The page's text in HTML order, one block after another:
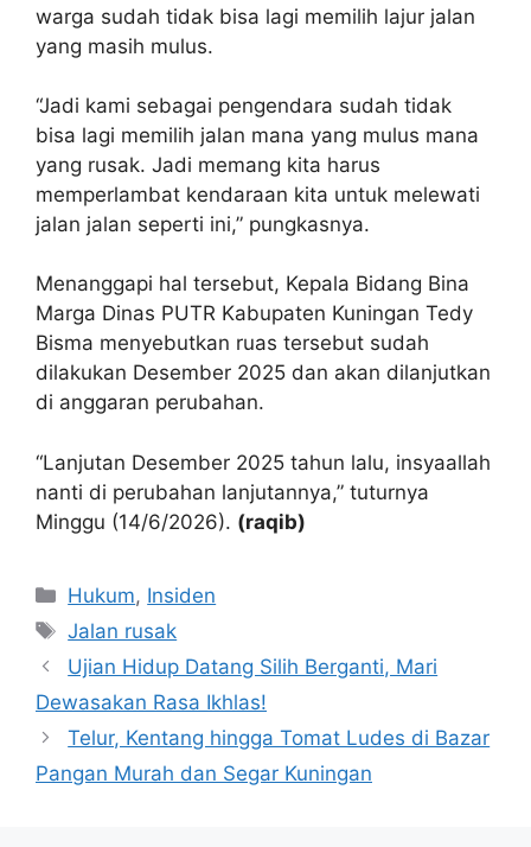
warga sudah tidak bisa lagi memilih lajur jalan
yang masih mulus.
“Jadi kami sebagai pengendara sudah tidak
bisa lagi memilih jalan mana yang mulus mana
yang rusak. Jadi memang kita harus
memperlambat kendaraan kita untuk melewati
jalan jalan seperti ini,” pungkasnya.
Menanggapi hal tersebut, Kepala Bidang Bina
Marga Dinas PUTR Kabupaten Kuningan Tedy
Bisma menyebutkan ruas tersebut sudah
dilakukan Desember 2025 dan akan dilanjutkan
di anggaran perubahan.
“Lanjutan Desember 2025 tahun lalu, insyaallah
nanti di perubahan lanjutannya,” tuturnya
Minggu (14/6/2026). (raqib)
Kategori
Hukum, Insiden
Tag
Jalan rusak
Ujian Hidup Datang Silih Berganti, Mari
Dewasakan Rasa Ikhlas!
Telur, Kentang hingga Tomat Ludes di Bazar
Pangan Murah dan Segar Kuningan